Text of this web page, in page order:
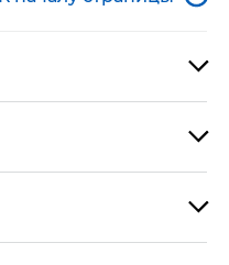


